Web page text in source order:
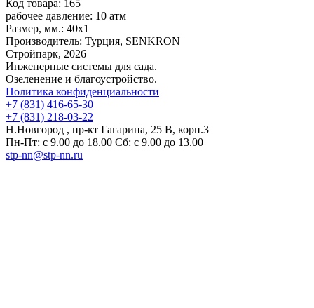
Код товара: 165
рабочее давление: 10 атм
Размер, мм.: 40х1
Производитель: Турция, SENKRON
Стройпарк, 2026
Инженерные системы для сада.
Озеленение и благоустройство.
Политика конфиденциальности
+7 (831) 416-65-30
+7 (831) 218-03-22
Н.Новгород , пр-кт Гагарина, 25 В, корп.3
Пн-Пт: с 9.00 до 18.00 Сб: с 9.00 до 13.00
stp-nn@stp-nn.ru